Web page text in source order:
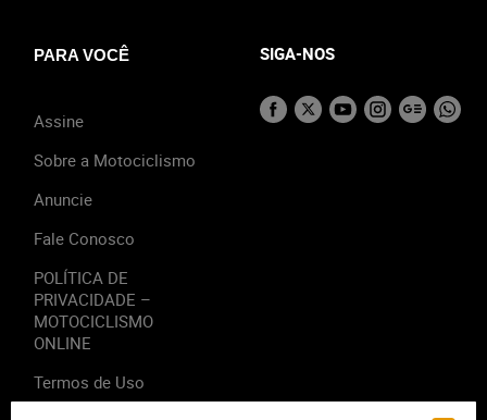
PARA VOCÊ
Assine
Sobre a Motociclismo
Anuncie
Fale Conosco
POLÍTICA DE
PRIVACIDADE –
MOTOCICLISMO
ONLINE
Termos de Uso
SIGA-NOS